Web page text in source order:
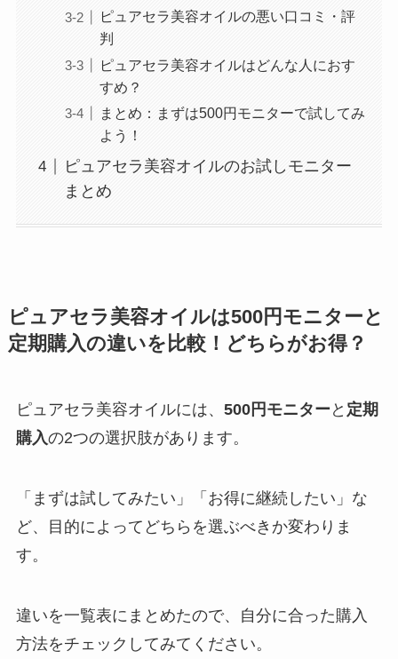
ピュアセラ美容オイルの悪い口コミ・評
判
ピュアセラ美容オイルはどんな人におす
すめ？
まとめ：まずは500円モニターで試してみ
よう！
ピュアセラ美容オイルのお試しモニター
まとめ
ピュアセラ美容オイルは500円モニターと
定期購入の違いを比較！どちらがお得？
ピュアセラ美容オイルには、 500円モニター と 定期
購入の2つの選択肢があります。
「まずは試してみたい」「お得に継続したい」な
ど、目的によってどちらを選ぶべきか変わりま
す。
違いを一覧表にまとめたので、自分に合った購入
方法をチェックしてみてください。